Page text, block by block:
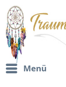
Menü